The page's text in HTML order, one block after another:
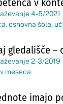
v
4-5/2021
, osnovna šola,
gledališče –
2-3/2019
meseca
imajo